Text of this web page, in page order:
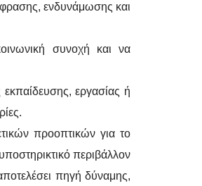
ενδυνάμωσης και
συνοχή και να
εργασίας ή
προοπτικών για το
περιβάλλον
πηγή δύναμης,